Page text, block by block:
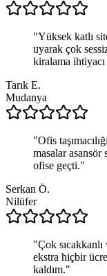
"Yüksek katlı
uyarak çok
kiralama ihtiyacı
Tarık E.
Mudanya
"Ofis
masalar asansör
ofise geçti."
Serkan Ö.
Nilüfer
"Çok sıcakkanlı
ekstra hiçbir
kaldım."